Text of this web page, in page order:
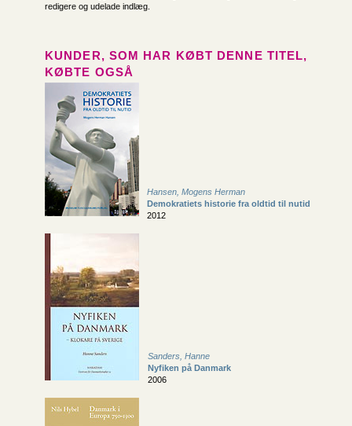
redigere og udelade indlæg.
KUNDER, SOM HAR KØBT DENNE TITEL,
KØBTE OGSÅ
Hansen, Mogens Herman
Demokratiets historie fra oldtid til nutid
2012
Sanders, Hanne
Nyfiken på Danmark
2006